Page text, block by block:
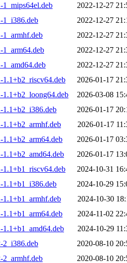
1_mips64el.deb
2022-12-27
1_i386.deb
2022-12-27
1_armhf.deb
2022-12-27
1_arm64.deb
2022-12-27
1_amd64.deb
2022-12-27
1.1+b2_riscv64.deb
2026-01-17
1.1+b2_loong64.deb
2026-03-08
1.1+b2_i386.deb
2026-01-17
1.1+b2_armhf.deb
2026-01-17
1.1+b2_arm64.deb
2026-01-17
1.1+b2_amd64.deb
2026-01-17
1.1+b1_riscv64.deb
2024-10-31
1.1+b1_i386.deb
2024-10-29
1.1+b1_armhf.deb
2024-10-30
1.1+b1_arm64.deb
2024-11-02
1.1+b1_amd64.deb
2024-10-29
2_i386.deb
2020-08-10
2_armhf.deb
2020-08-10